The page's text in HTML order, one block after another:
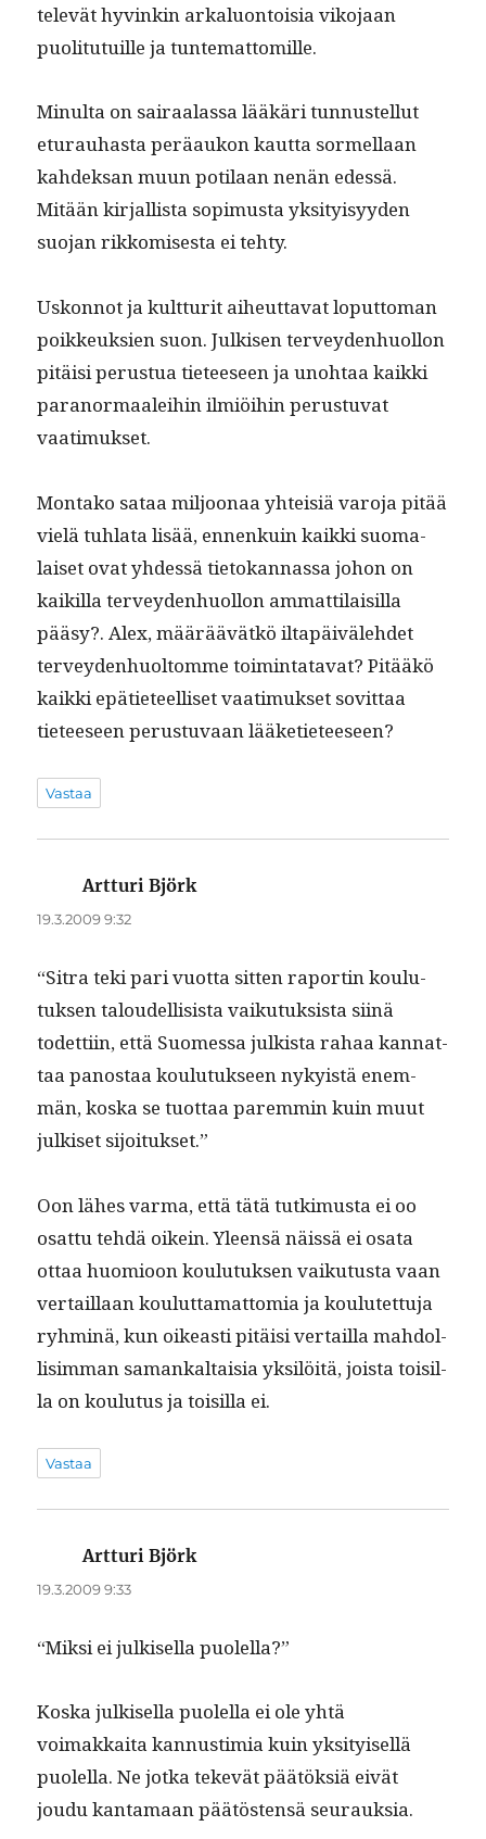
televät hyvinkin arkalu­on­toisia viko­jaan
puoli­tu­tu­ille ja tuntemattomille.
Min­ul­ta on sairaalas­sa lääkäri tun­nustel­lut
etu­rauhas­ta peräaukon kaut­ta sormel­laan
kahdek­san muun poti­laan nenän edessä.
Mitään kir­jal­lista sopimus­ta yksi­ty­isyy­den
suo­jan rikkomis­es­ta ei tehty.
Uskon­not ja kult­turit aiheut­ta­vat lop­ut­toman
poikkeuk­sien suon. Julkisen ter­vey­den­huol­lon
pitäisi perus­tua tieteeseen ja uno­htaa kaik­ki
para­nor­maalei­hin ilmiöi­hin perus­tu­vat
vaatimukset.
Mon­tako sataa miljoon­aa yhteisiä varo­ja pitää
vielä tuh­la­ta lisää, ennenkuin kaik­ki suo­ma­
laiset ovat yhdessä tietokan­nas­sa johon on
kaikil­la ter­vey­den­huol­lon ammat­ti­laisil­la
pääsy?. Alex, määräävätkö iltapäiväle­hdet
ter­vey­den­huoltomme toim­intata­vat? Pitääkö
kaik­ki epäti­eteel­liset vaa­timuk­set sovit­taa
tieteeseen perus­tu­vaan lääketieteeseen?
Vastaa
Artturi Björk
19.3.2009 9:32
“Sitra teki pari vuot­ta sit­ten raportin koulu­
tuk­sen taloudel­li­sista vaiku­tuk­sista siinä
todet­ti­in, että Suomes­sa julk­ista rahaa kan­nat­
taa panos­taa koulu­tuk­seen nyky­istä enem­
män, kos­ka se tuot­taa parem­min kuin muut
julkiset sijoitukset.”
Oon läh­es var­ma, että tätä tutkimus­ta ei oo
osat­tu tehdä oikein. Yleen­sä näis­sä ei osa­ta
ottaa huomioon koulu­tuk­sen vaiku­tus­ta vaan
ver­tail­laan koulut­ta­mat­to­mia ja koulutet­tu­ja
ryh­minä, kun oikeasti pitäisi ver­tail­la mah­dol­
lisim­man samankaltaisia yksilöitä, joista toisil­
la on koulu­tus ja toisil­la ei.
Vastaa
Artturi Björk
19.3.2009 9:33
“Mik­si ei julkisel­la puolella?”
Kos­ka julkisel­la puolel­la ei ole yhtä
voimakkai­ta kan­nus­timia kuin yksi­tyisel­lä
puolel­la. Ne jot­ka tekevät päätök­siä eivät
joudu kan­ta­maan päätösten­sä seurauksia.